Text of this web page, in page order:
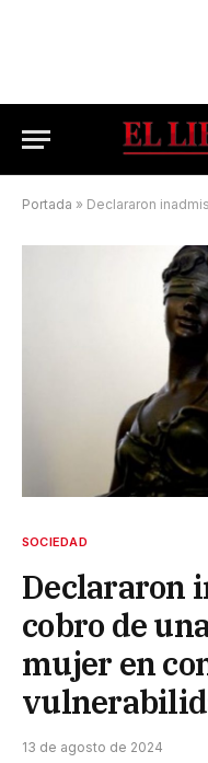
Portada » Declararon inadmisible el
SOCIEDAD
Declararon
cobro de
mujer en
13 de agosto de 2024